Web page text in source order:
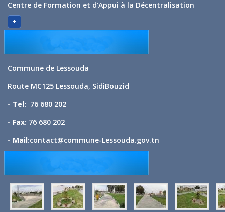
Centre de Formation et d'Appui à la Décentralisation
+
Commune de Lessouda
Route MC125 Lessouda, SidiBouzid
- Tel: 76 680 202
- Fax: 76 680 202
- Mail:contact@commune-Lessouda.gov.tn